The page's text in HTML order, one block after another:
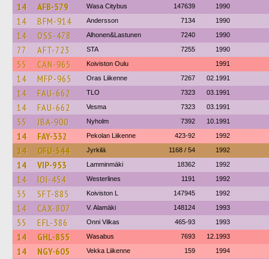
14 AFB-579 Wasa Citybus 147639 1990
14 BFM-914 Andersson 7134 1990
14 OSS-478 Alhonen&Lastunen 7240 1990
77 AFT-723 STA 7255 1990
55 CAN-965 Koiviston Oulu 1991
14 MFP-965 Oras Liikenne 7267 02.1991
14 FAU-662 TLO 7323 03.1991
14 FAU-662 Vesma 7323 03.1991
55 JBA-900 Nyholm 7392 10.1991
14 FAY-332 Pekolan Liikenne 423-92 1992
14 OFU-544 Jyrkilä 1168 / 54 1992
14 VIP-953 Lamminmäki 18362 1992
14 IOI-454 Westerlines 1191 1992
55 SFT-885 Koiviston L 147945 1992
14 CAX-807 V. Alamäki 148124 1993
55 EFL-386 Onni Vilkas 465-93 1993
14 GHL-855 Wasabus 7693 12.1993
14 NGY-605 Vekka Liikenne 159 1994